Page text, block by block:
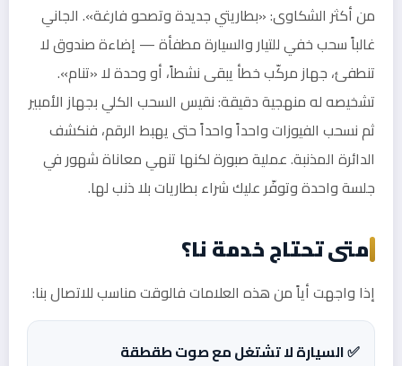
من أكثر الشكاوى: «بطاريتي جديدة وتصحو فارغة». الجاني
غالباً سحب خفي للتيار والسيارة مطفأة — إضاءة صندوق لا
تنطفئ، جهاز مركّب خطأ يبقى نشطاً، أو وحدة لا «تنام».
تشخيصه له منهجية دقيقة: نقيس السحب الكلي بجهاز الأمبير
ثم نسحب الفيوزات واحداً واحداً حتى يهبط الرقم، فنكشف
الدائرة المذنبة. عملية صبورة لكنها تنهي معاناة شهور في
جلسة واحدة وتوفّر عليك شراء بطاريات بلا ذنب لها.
متى تحتاج خدمة نا؟
إذا واجهت أياً من هذه العلامات فالوقت مناسب للاتصال بنا:
✅ السيارة لا تشتغل مع صوت طقطقة